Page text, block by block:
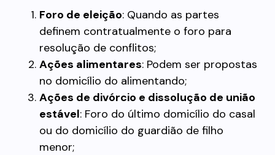
Foro de eleição: Quando as partes
definem contratualmente o foro para
resolução de conflitos;
Ações alimentares: Podem ser propostas
no domicílio do alimentando;
Ações de divórcio e dissolução de união
estável: Foro do último domicílio do casal
ou do domicílio do guardião de filho
menor;